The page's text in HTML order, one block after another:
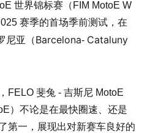
世界锦标赛（FIM MotoE W
赛季的首场季前测试，在
尼亚 （Barcelona- Cataluny
FELO 斐兔 - 吉斯尼 MotoE
）不论是在最快圈速、还是
第一，展现出对新赛车良好的